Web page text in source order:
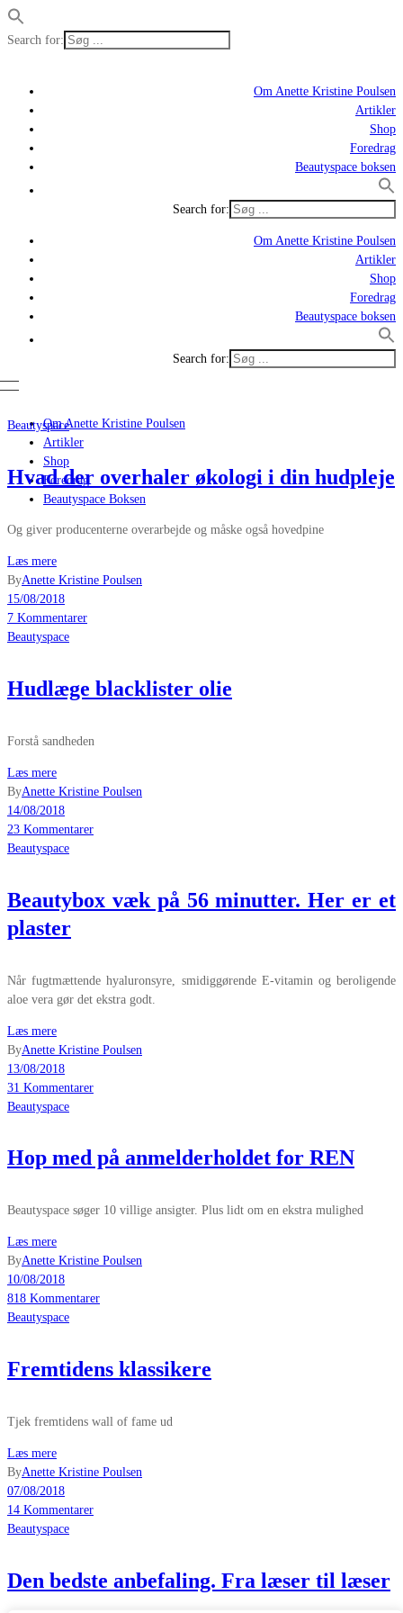
Search for:
Om Anette Kristine Poulsen
Artikler
Shop
Foredrag
Beautyspace boksen
Search for:
Om Anette Kristine Poulsen
Artikler
Shop
Foredrag
Beautyspace boksen
Search for:
Om Anette Kristine Poulsen
Artikler
Shop
Foredrag
Beautyspace Boksen
Beautyspace
Hvad der overhaler økologi i din hudpleje
Og giver producenterne overarbejde og måske også hovedpine
Læs mere
ByAnette Kristine Poulsen
15/08/2018
7 Kommentarer
Beautyspace
Hudlæge blacklister olie
Forstå sandheden
Læs mere
ByAnette Kristine Poulsen
14/08/2018
23 Kommentarer
Beautyspace
Beautybox væk på 56 minutter. Her er et
plaster
Når fugtmættende hyaluronsyre, smidiggørende E-vitamin og beroligende
aloe vera gør det ekstra godt.
Læs mere
ByAnette Kristine Poulsen
13/08/2018
31 Kommentarer
Beautyspace
Hop med på anmelderholdet for REN
Beautyspace søger 10 villige ansigter. Plus lidt om en ekstra mulighed
Læs mere
ByAnette Kristine Poulsen
10/08/2018
818 Kommentarer
Beautyspace
Fremtidens klassikere
Tjek fremtidens wall of fame ud
Læs mere
ByAnette Kristine Poulsen
07/08/2018
14 Kommentarer
Beautyspace
Den bedste anbefaling. Fra læser til læser